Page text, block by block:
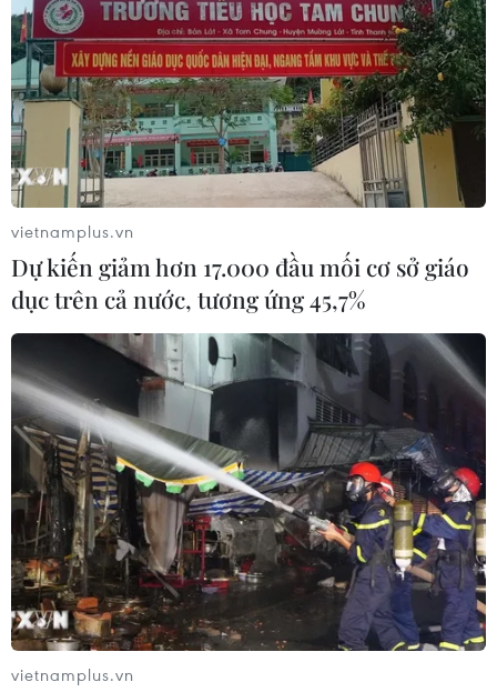
vietnamplus.vn
Dự kiến giảm hơn 17.000 đầu mối cơ sở giáo
dục trên cả nước, tương ứng 45,7%
vietnamplus.vn